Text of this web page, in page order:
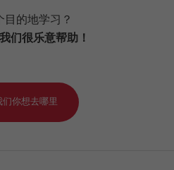
目的地学习？
们很乐意帮助！
们你想去哪里